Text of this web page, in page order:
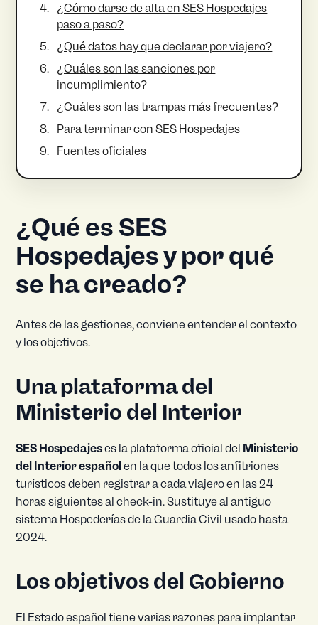
¿Cómo darse de alta en SES Hospedajes
paso a paso?
¿Qué datos hay que declarar por viajero?
¿Cuáles son las sanciones por
incumplimiento?
¿Cuáles son las trampas más frecuentes?
Para terminar con SES Hospedajes
Fuentes oficiales
¿Qué es SES
Hospedajes y por qué
se ha creado?
Antes de las gestiones, conviene entender el contexto
y los objetivos.
Una plataforma del
Ministerio del Interior
SES Hospedajeses la plataforma oficial del Ministerio
del Interior españolen la que todos los anfitriones
turísticos deben registrar a cada viajero en las 24
horas siguientes al check-in. Sustituye al antiguo
sistema Hospederías de la Guardia Civil usado hasta
2024.
Los objetivos del Gobierno
El Estado español tiene varias razones para implantar